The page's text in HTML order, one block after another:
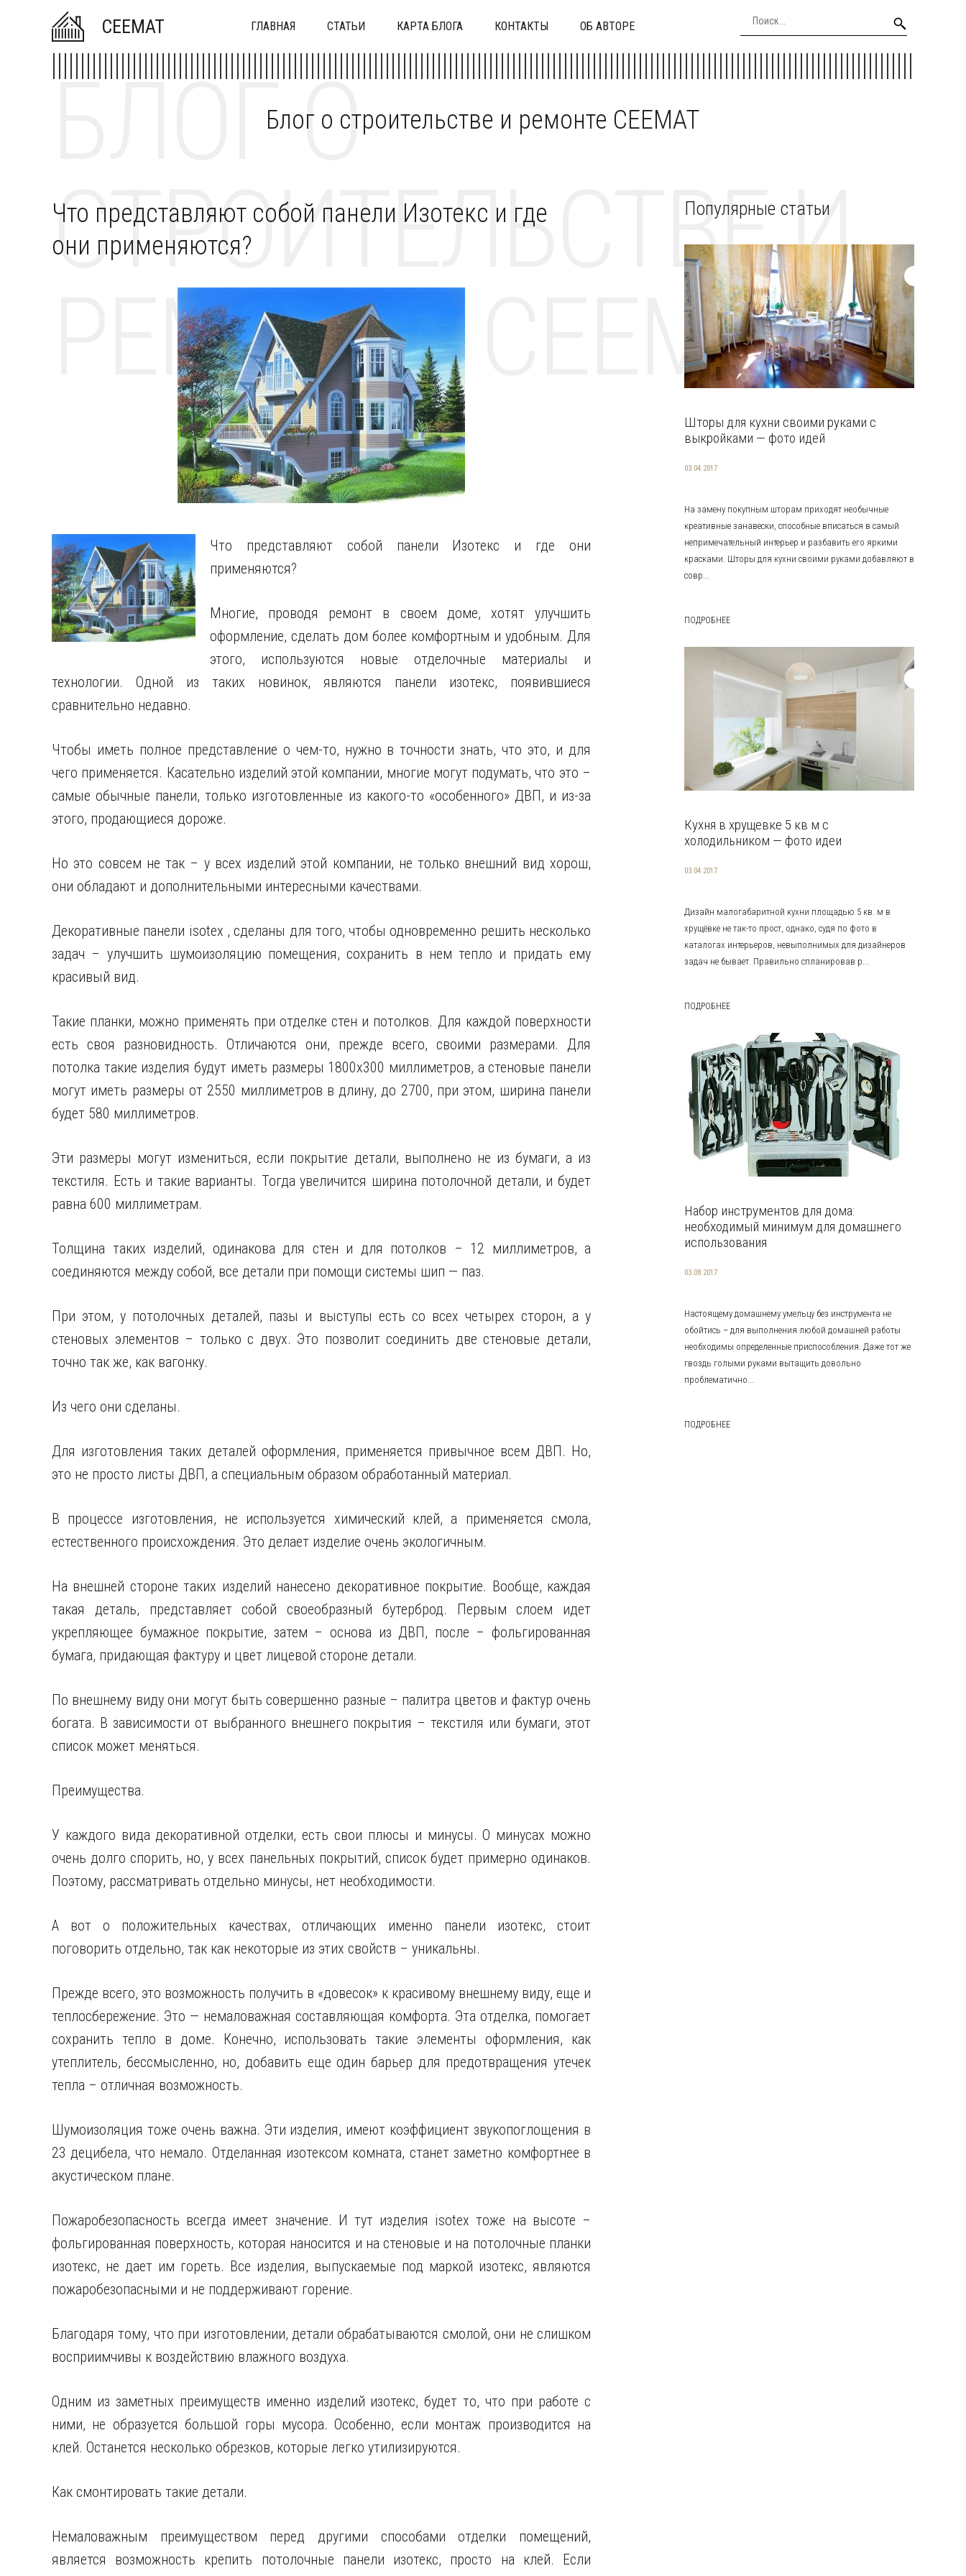
CEEMAT ГЛАВНАЯ СТАТЬИ КАРТА БЛОГА КОНТАКТЫ ОБ АВТОРЕ
Блог о строительстве и ремонте CEEMAT
БЛОГ О
СТРОИТЕЛЬСТВЕ И
РЕМОНТЕ CEEMAT
Что представляют собой панели Изотекс и где
они применяются?
Что представляют собой панели Изотекс и где они
применяются?
Многие, проводя ремонт в своем доме, хотят улучшить
оформление, сделать дом более комфортным и удобным. Для
этого, используются новые отделочные материалы и
технологии. Одной из таких новинок, являются панели изотекс, появившиеся
сравнительно недавно.
Чтобы иметь полное представление о чем-то, нужно в точности знать, что это, и для
чего применяется. Касательно изделий этой компании, многие могут подумать, что это –
самые обычные панели, только изготовленные из какого-то «особенного» ДВП, и из-за
этого, продающиеся дороже.
Но это совсем не так – у всех изделий этой компании, не только внешний вид хорош,
они обладают и дополнительными интересными качествами.
Декоративные панели isotex , сделаны для того, чтобы одновременно решить несколько
задач – улучшить шумоизоляцию помещения, сохранить в нем тепло и придать ему
красивый вид.
Такие планки, можно применять при отделке стен и потолков. Для каждой поверхности
есть своя разновидность. Отличаются они, прежде всего, своими размерами. Для
потолка такие изделия будут иметь размеры 1800х300 миллиметров, а стеновые панели
могут иметь размеры от 2550 миллиметров в длину, до 2700, при этом, ширина панели
будет 580 миллиметров.
Эти размеры могут измениться, если покрытие детали, выполнено не из бумаги, а из
текстиля. Есть и такие варианты. Тогда увеличится ширина потолочной детали, и будет
равна 600 миллиметрам.
Толщина таких изделий, одинакова для стен и для потолков – 12 миллиметров, а
соединяются между собой, все детали при помощи системы шип — паз.
При этом, у потолочных деталей, пазы и выступы есть со всех четырех сторон, а у
стеновых элементов – только с двух. Это позволит соединить две стеновые детали,
точно так же, как вагонку.
Из чего они сделаны.
Для изготовления таких деталей оформления, применяется привычное всем ДВП. Но,
это не просто листы ДВП, а специальным образом обработанный материал.
В процессе изготовления, не используется химический клей, а применяется смола,
естественного происхождения. Это делает изделие очень экологичным.
На внешней стороне таких изделий нанесено декоративное покрытие. Вообще, каждая
такая деталь, представляет собой своеобразный бутерброд. Первым слоем идет
укрепляющее бумажное покрытие, затем – основа из ДВП, после – фольгированная
бумага, придающая фактуру и цвет лицевой стороне детали.
По внешнему виду они могут быть совершенно разные – палитра цветов и фактур очень
богата. В зависимости от выбранного внешнего покрытия – текстиля или бумаги, этот
список может меняться.
Преимущества.
У каждого вида декоративной отделки, есть свои плюсы и минусы. О минусах можно
очень долго спорить, но, у всех панельных покрытий, список будет примерно одинаков.
Поэтому, рассматривать отдельно минусы, нет необходимости.
А вот о положительных качествах, отличающих именно панели изотекс, стоит
поговорить отдельно, так как некоторые из этих свойств – уникальны.
Прежде всего, это возможность получить в «довесок» к красивому внешнему виду, еще и
теплосбережение. Это — немаловажная составляющая комфорта. Эта отделка, помогает
сохранить тепло в доме. Конечно, использовать такие элементы оформления, как
утеплитель, бессмысленно, но, добавить еще один барьер для предотвращения утечек
тепла – отличная возможность.
Шумоизоляция тоже очень важна. Эти изделия, имеют коэффициент звукопоглощения в
23 децибела, что немало. Отделанная изотексом комната, станет заметно комфортнее в
акустическом плане.
Пожаробезопасность всегда имеет значение. И тут изделия isotex тоже на высоте –
фольгированная поверхность, которая наносится и на стеновые и на потолочные планки
изотекс, не дает им гореть. Все изделия, выпускаемые под маркой изотекс, являются
пожаробезопасными и не поддерживают горение.
Благодаря тому, что при изготовлении, детали обрабатываются смолой, они не слишком
восприимчивы к воздействию влажного воздуха.
Одним из заметных преимуществ именно изделий изотекс, будет то, что при работе с
ними, не образуется большой горы мусора. Особенно, если монтаж производится на
клей. Останется несколько обрезков, которые легко утилизируются.
Как смонтировать такие детали.
Немаловажным преимуществом перед другими способами отделки помещений,
является возможность крепить потолочные панели изотекс, просто на клей. Если
Популярные статьи
Шторы для кухни своими руками с
выкройками — фото идей
03.04.2017
На замену покупным шторам приходят необычные
креативные занавески, способные вписаться в самый
непримечательный интерьер и разбавить его яркими
красками. Шторы для кухни своими руками добавляют в
совр...
ПОДРОБНЕЕ
Кухня в хрущевке 5 кв м с
холодильником — фото идеи
03.04.2017
Дизайн малогабаритной кухни площадью 5 кв. м в
хрущёвке не так-то прост, однако, судя по фото в
каталогах интерьеров, невыполнимых для дизайнеров
задач не бывает. Правильно спланировав р...
ПОДРОБНЕЕ
Набор инструментов для дома:
необходимый минимум для домашнего
использования
03.08.2017
Настоящему домашнему умельцу без инструмента не
обойтись – для выполнения любой домашней работы
необходимы определенные приспособления. Даже тот же
гвоздь голыми руками вытащить довольно
проблематично...
ПОДРОБНЕЕ